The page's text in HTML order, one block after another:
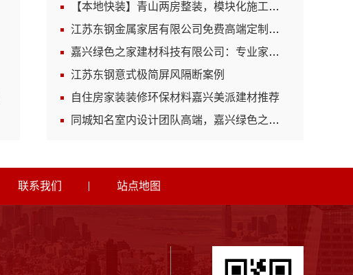
【本地快装】青山两房整装，模块化施工工期缩短
江苏东钢金属家居有限公司免费高端定制怎么做
嘉兴绿色之家建材科技有限公司：专业家装定制优质推荐
江苏东钢意式极简屏风隔断案例
自住房家装装修环保材料嘉兴美派建材推荐
同城知名室内设计团队高端，嘉兴绿色之家建材科技有限公司
联系我们 站点地图